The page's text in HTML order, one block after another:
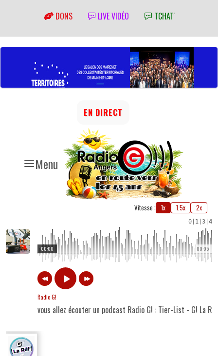
DONS LIVE VIDÉO TCHAT'
Menu
EN DIRECT
Vitesse : 1x 1.5x 2x
0 1 3 4
00:05
00:00
Radio G!
vous allez écouter un podcast Radio G! : Tier-List - G! La